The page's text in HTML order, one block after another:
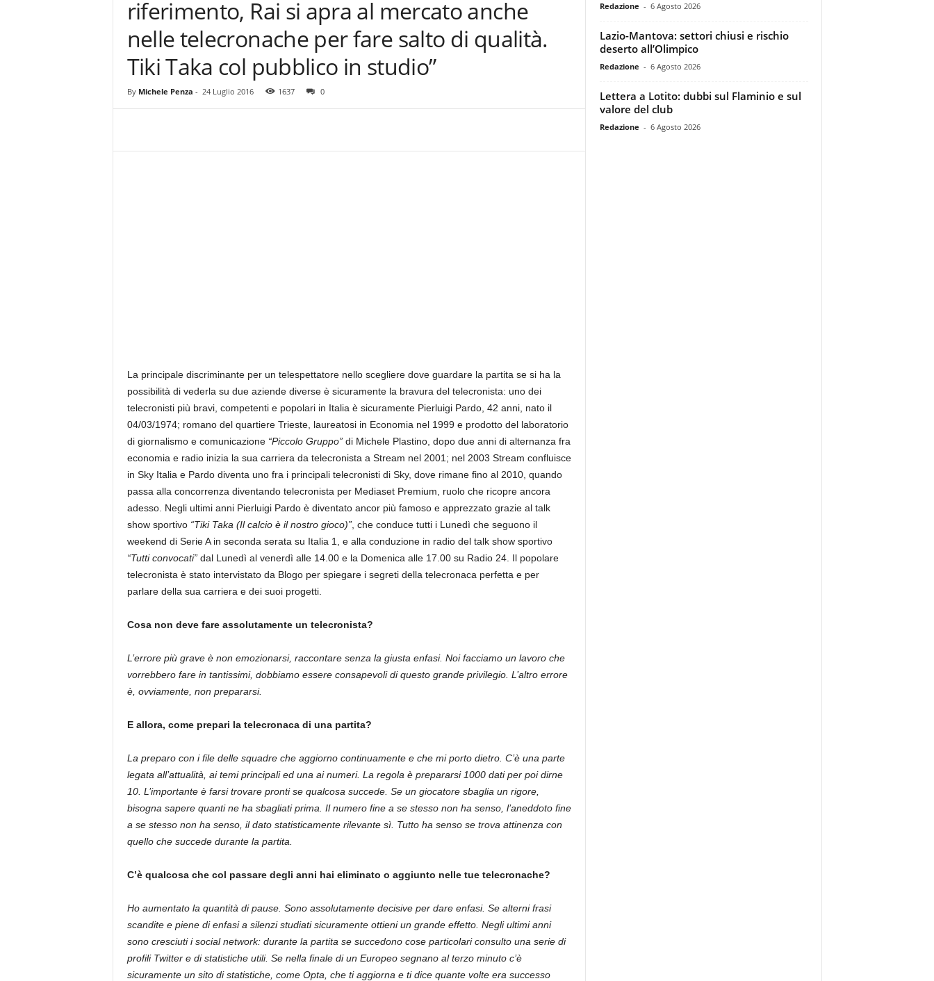
riferimento, Rai si apra al mercato anche
nelle telecronache per fare salto di qualità.
Tiki Taka col pubblico in studio”
By Michele Penza - 24 Luglio 2016 1637 0
La principale discriminante per un telespettatore nello scegliere dove guardare la partita se si ha la
possibilità di vederla su due aziende diverse è sicuramente la bravura del telecronista: uno dei
telecronisti più bravi, competenti e popolari in Italia è sicuramente Pierluigi Pardo, 42 anni, nato il
04/03/1974; romano del quartiere Trieste, laureatosi in Economia nel 1999 e prodotto del laboratorio
di giornalismo e comunicazione “Piccolo Gruppo”di Michele Plastino, dopo due anni di alternanza fra
economia e radio inizia la sua carriera da telecronista a Stream nel 2001; nel 2003 Stream confluisce
in Sky Italia e Pardo diventa uno fra i principali telecronisti di Sky, dove rimane fino al 2010, quando
passa alla concorrenza diventando telecronista per Mediaset Premium, ruolo che ricopre ancora
adesso. Negli ultimi anni Pierluigi Pardo è diventato ancor più famoso e apprezzato grazie al talk
show sportivo “Tiki Taka (Il calcio è il nostro gioco)”, che conduce tutti i Lunedì che seguono il
weekend di Serie A in seconda serata su Italia 1, e alla conduzione in radio del talk show sportivo
“Tutti convocati”dal Lunedì al venerdì alle 14.00 e la Domenica alle 17.00 su Radio 24. Il popolare
telecronista è stato intervistato da Blogo per spiegare i segreti della telecronaca perfetta e per
parlare della sua carriera e dei suoi progetti.
Cosa non deve fare assolutamente un telecronista?
L’errore più grave è non emozionarsi, raccontare senza la giusta enfasi. Noi facciamo un lavoro che
vorrebbero fare in tantissimi, dobbiamo essere consapevoli di questo grande privilegio. L’altro errore
è, ovviamente, non prepararsi.
E allora, come prepari la telecronaca di una partita?
La preparo con i file delle squadre che aggiorno continuamente e che mi porto dietro. C’è una parte
legata all’attualità, ai temi principali ed una ai numeri. La regola è prepararsi 1000 dati per poi dirne
10. L’importante è farsi trovare pronti se qualcosa succede. Se un giocatore sbaglia un rigore,
bisogna sapere quanti ne ha sbagliati prima. Il numero fine a se stesso non ha senso, l’aneddoto fine
a se stesso non ha senso, il dato statisticamente rilevante sì. Tutto ha senso se trova attinenza con
quello che succede durante la partita.
C’è qualcosa che col passare degli anni hai eliminato o aggiunto nelle tue telecronache?
Ho aumentato la quantità di pause. Sono assolutamente decisive per dare enfasi. Se alterni frasi
scandite e piene di enfasi a silenzi studiati sicuramente ottieni un grande effetto. Negli ultimi anni
sono cresciuti i social network: durante la partita se succedono cose particolari consulto una serie di
profili Twitter e di statistiche utili. Se nella finale di un Europeo segnano al terzo minuto c’è
sicuramente un sito di statistiche, come Opta, che ti aggiorna e ti dice quante volte era successo
Redazione - 6 Agosto 2026
Lazio-Mantova: settori chiusi e rischio
deserto all’Olimpico
Redazione - 6 Agosto 2026
Lettera a Lotito: dubbi sul Flaminio e sul
valore del club
Redazione - 6 Agosto 2026